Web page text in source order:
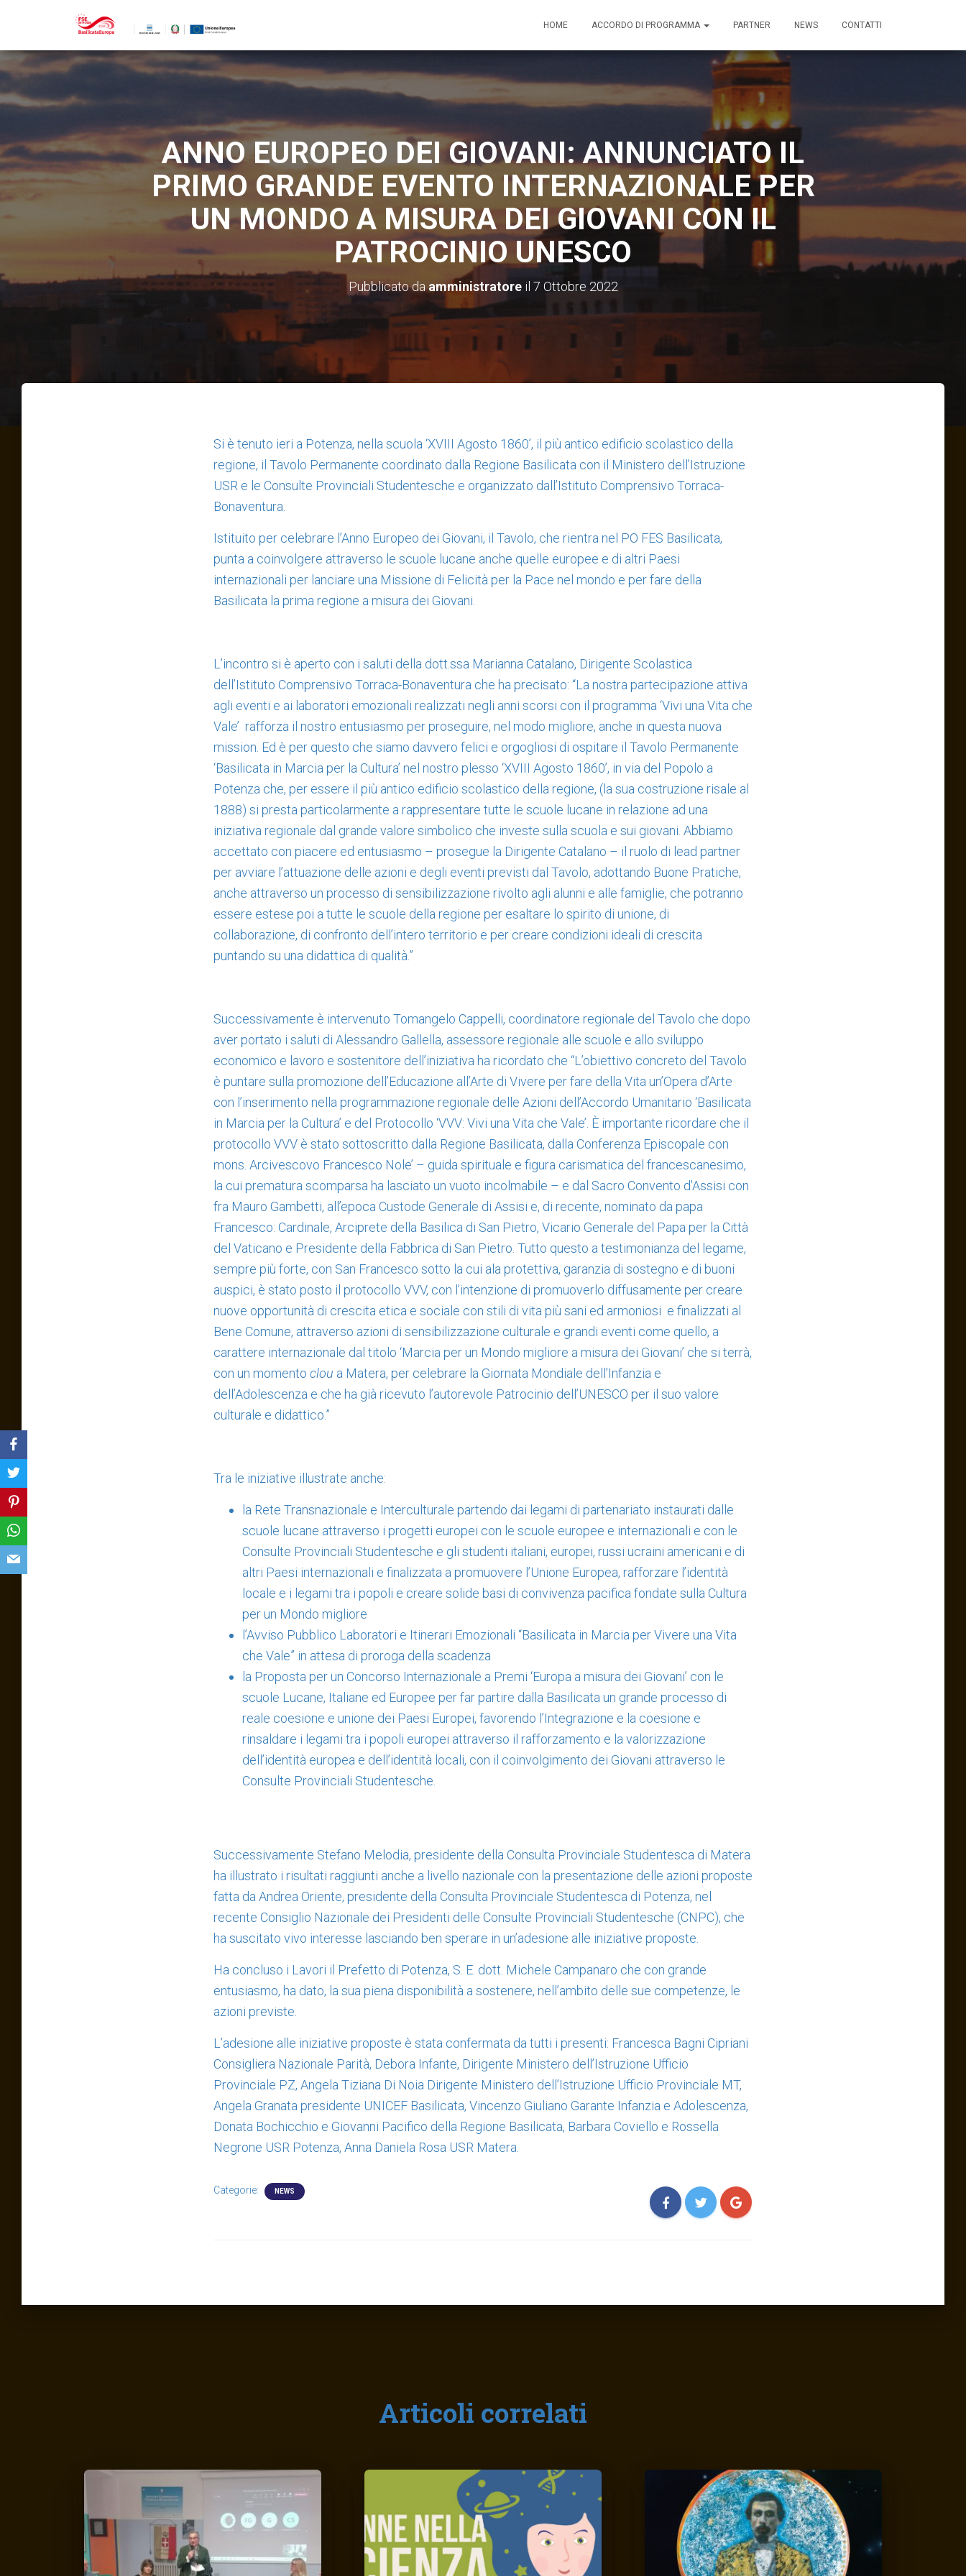
HOME ACCORDO DI PROGRAMMA PARTNER NEWS CONTATTI
ANNO EUROPEO DEI GIOVANI: ANNUNCIATO IL
PRIMO GRANDE EVENTO INTERNAZIONALE PER
UN MONDO A MISURA DEI GIOVANI CON IL
PATROCINIO UNESCO
Pubblicato daamministratoreil 7 Ottobre 2022
Si è tenuto ieri a Potenza, nella scuola ‘XVIII Agosto 1860’, il più antico edificio scolastico della
regione, il Tavolo Permanente coordinato dalla Regione Basilicata con il Ministero dell’Istruzione
USR e le Consulte Provinciali Studentesche e organizzato dall’Istituto Comprensivo Torraca-
Bonaventura.
Istituito per celebrare l’Anno Europeo dei Giovani, il Tavolo, che rientra nel PO FES Basilicata,
punta a coinvolgere attraverso le scuole lucane anche quelle europee e di altri Paesi
internazionali per lanciare una Missione di Felicità per la Pace nel mondo e per fare della
Basilicata la prima regione a misura dei Giovani.
L’incontro si è aperto con i saluti della dott.ssa Marianna Catalano, Dirigente Scolastica
dell’Istituto Comprensivo Torraca-Bonaventura che ha precisato: “La nostra partecipazione attiva
agli eventi e ai laboratori emozionali realizzati negli anni scorsi con il programma ‘Vivi una Vita che
Vale’ rafforza il nostro entusiasmo per proseguire, nel modo migliore, anche in questa nuova
mission. Ed è per questo che siamo davvero felici e orgogliosi di ospitare il Tavolo Permanente
‘Basilicata in Marcia per la Cultura’ nel nostro plesso ‘XVIII Agosto 1860’, in via del Popolo a
Potenza che, per essere il più antico edificio scolastico della regione, (la sua costruzione risale al
1888) si presta particolarmente a rappresentare tutte le scuole lucane in relazione ad una
iniziativa regionale dal grande valore simbolico che investe sulla scuola e sui giovani. Abbiamo
accettato con piacere ed entusiasmo – prosegue la Dirigente Catalano – il ruolo di lead partner
per avviare l’attuazione delle azioni e degli eventi previsti dal Tavolo, adottando Buone Pratiche,
anche attraverso un processo di sensibilizzazione rivolto agli alunni e alle famiglie, che potranno
essere estese poi a tutte le scuole della regione per esaltare lo spirito di unione, di
collaborazione, di confronto dell’intero territorio e per creare condizioni ideali di crescita
puntando su una didattica di qualità.”
Successivamente è intervenuto Tomangelo Cappelli, coordinatore regionale del Tavolo che dopo
aver portato i saluti di Alessandro Gallella, assessore regionale alle scuole e allo sviluppo
economico e lavoro e sostenitore dell’iniziativa ha ricordato che “L’obiettivo concreto del Tavolo
è puntare sulla promozione dell’Educazione all’Arte di Vivere per fare della Vita un’Opera d’Arte
con l’inserimento nella programmazione regionale delle Azioni dell’Accordo Umanitario ‘Basilicata
in Marcia per la Cultura’ e del Protocollo ‘VVV: Vivi una Vita che Vale’. È importante ricordare che il
protocollo VVV è stato sottoscritto dalla Regione Basilicata, dalla Conferenza Episcopale con
mons. Arcivescovo Francesco Nole’ – guida spirituale e figura carismatica del francescanesimo,
la cui prematura scomparsa ha lasciato un vuoto incolmabile – e dal Sacro Convento d’Assisi con
fra Mauro Gambetti, all’epoca Custode Generale di Assisi e, di recente, nominato da papa
Francesco: Cardinale, Arciprete della Basilica di San Pietro, Vicario Generale del Papa per la Città
del Vaticano e Presidente della Fabbrica di San Pietro. Tutto questo a testimonianza del legame,
sempre più forte, con San Francesco sotto la cui ala protettiva, garanzia di sostegno e di buoni
auspici, è stato posto il protocollo VVV, con l’intenzione di promuoverlo diffusamente per creare
nuove opportunità di crescita etica e sociale con stili di vita più sani ed armoniosi e finalizzati al
Bene Comune, attraverso azioni di sensibilizzazione culturale e grandi eventi come quello, a
carattere internazionale dal titolo ‘Marcia per un Mondo migliore a misura dei Giovani’ che si terrà,
con un momento clou a Matera, per celebrare la Giornata Mondiale dell’Infanzia e
dell’Adolescenza e che ha già ricevuto l’autorevole Patrocinio dell’UNESCO per il suo valore
culturale e didattico.”
Tra le iniziative illustrate anche:
la Rete Transnazionale e Interculturale partendo dai legami di partenariato instaurati dalle
scuole lucane attraverso i progetti europei con le scuole europee e internazionali e con le
Consulte Provinciali Studentesche e gli studenti italiani, europei, russi ucraini americani e di
altri Paesi internazionali e finalizzata a promuovere l’Unione Europea, rafforzare l’identità
locale e i legami tra i popoli e creare solide basi di convivenza pacifica fondate sulla Cultura
per un Mondo migliore
l’Avviso Pubblico Laboratori e Itinerari Emozionali “Basilicata in Marcia per Vivere una Vita
che Vale” in attesa di proroga della scadenza
la Proposta per un Concorso Internazionale a Premi ‘Europa a misura dei Giovani’ con le
scuole Lucane, Italiane ed Europee per far partire dalla Basilicata un grande processo di
reale coesione e unione dei Paesi Europei, favorendo l’Integrazione e la coesione e
rinsaldare i legami tra i popoli europei attraverso il rafforzamento e la valorizzazione
dell’identità europea e dell’identità locali, con il coinvolgimento dei Giovani attraverso le
Consulte Provinciali Studentesche.
Successivamente Stefano Melodia, presidente della Consulta Provinciale Studentesca di Matera
ha illustrato i risultati raggiunti anche a livello nazionale con la presentazione delle azioni proposte
fatta da Andrea Oriente, presidente della Consulta Provinciale Studentesca di Potenza, nel
recente Consiglio Nazionale dei Presidenti delle Consulte Provinciali Studentesche (CNPC), che
ha suscitato vivo interesse lasciando ben sperare in un’adesione alle iniziative proposte.
Ha concluso i Lavori il Prefetto di Potenza, S. E. dott. Michele Campanaro che con grande
entusiasmo, ha dato, la sua piena disponibilità a sostenere, nell’ambito delle sue competenze, le
azioni previste.
L’adesione alle iniziative proposte è stata confermata da tutti i presenti: Francesca Bagni Cipriani
Consigliera Nazionale Parità, Debora Infante, Dirigente Ministero dell’Istruzione Ufficio
Provinciale PZ, Angela Tiziana Di Noia Dirigente Ministero dell’Istruzione Ufficio Provinciale MT,
Angela Granata presidente UNICEF Basilicata, Vincenzo Giuliano Garante Infanzia e Adolescenza,
Donata Bochicchio e Giovanni Pacifico della Regione Basilicata, Barbara Coviello e Rossella
Negrone USR Potenza, Anna Daniela Rosa USR Matera.
Categorie: NEWS
Articoli correlati